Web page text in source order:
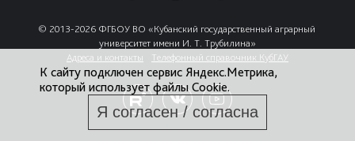
© 2013-2026 ФГБОУ ВО «Кубанский государственный аграрный
университет имени И. Т. Трубилина»
Адреса и контакты
Телефонный справочник КубГАУ
К сайту подключен сервис Яндекс.Метрика,
который использует файлы Cookie.
Я согласен / согласна